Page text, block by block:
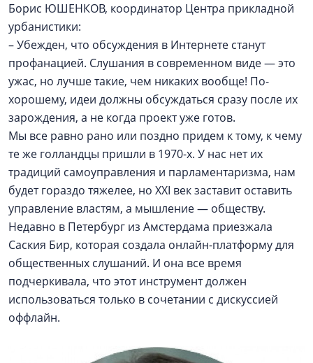
Борис ЮШЕНКОВ, координатор Центра прикладной
урбанистики:
– Убежден, что обсуждения в Интернете станут
профанацией. Слушания в современном виде — это
ужас, но лучше такие, чем никаких вообще! По-
хорошему, идеи должны обсуждаться сразу после их
зарождения, а не когда проект уже готов.
Мы все равно рано или поздно придем к тому, к чему
те же голландцы пришли в 1970-х. У нас нет их
традиций самоуправления и парламентаризма, нам
будет гораздо тяжелее, но XXI век заставит оставить
управление властям, а мышление — обществу.
Недавно в Петербург из Амстердама приезжала
Саския Бир, которая создала онлайн-платформу для
общественных слушаний. И она все время
подчеркивала, что этот инструмент должен
использоваться только в сочетании с дискуссией
оффлайн.